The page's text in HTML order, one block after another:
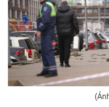
Theo dõi báo trên
Cơ quan chủ quản: Đài
Cơ quan báo chí:
Thời báo VTV
Giấy phép hoạt động báo in
cấp ngày 29/12/2023
Vũ Thanh Thủy